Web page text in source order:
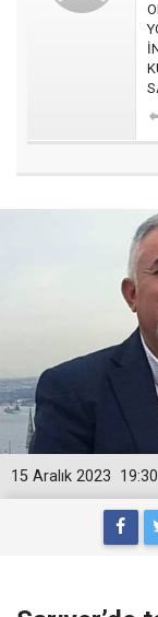
19:30
15 Aralık 2023